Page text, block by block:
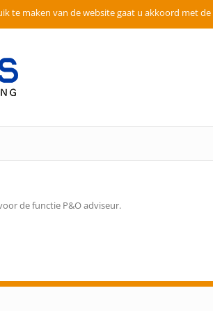
te maken van de website gaat u akkoord met de
de functie P&O adviseur.